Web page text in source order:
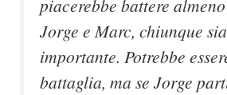
piacerebbe battere
Jorge e Marc, chiunque
importante. Potrebbe
battaglia, ma se Jorge